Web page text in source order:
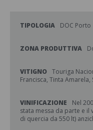
TIPOLOGIA DOC Porto
ZONA PRODUTTIVA
VITIGNO Touriga
Francisca, Tinta Amarela,
VINIFICAZIONE
Nel
stata messa da parte e
di quercia da 550 lt)